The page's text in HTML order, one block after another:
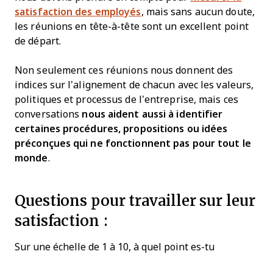
satisfaction des employés, mais sans aucun doute,
les réunions en tête-à-tête sont un excellent point
de départ.
Non seulement ces réunions nous donnent des
indices sur l’alignement de chacun avec les valeurs,
politiques et processus de l’entreprise, mais ces
conversations nous aident aussi à identifier
certaines procédures, propositions ou idées
préconçues qui ne fonctionnent pas pour tout le
monde.
Questions pour travailler sur leur
satisfaction :
Sur une échelle de 1 à 10, à quel point es-tu